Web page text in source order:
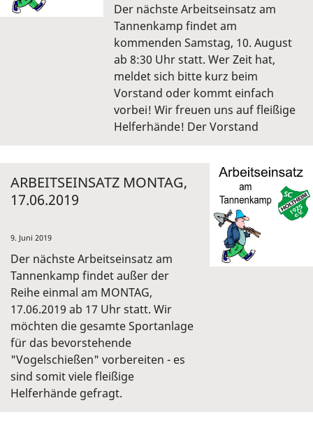
Der nächste Arbeitseinsatz am
Tannenkamp findet am
kommenden Samstag, 10. August
ab 8:30 Uhr statt. Wer Zeit hat,
meldet sich bitte kurz beim
Vorstand oder kommt einfach
vorbei! Wir freuen uns auf fleißige
Helferhände! Der Vorstand
ARBEITSEINSATZ MONTAG,
17.06.2019
9. Juni 2019
Der nächste Arbeitseinsatz am
Tannenkamp findet außer der
Reihe einmal am MONTAG,
17.06.2019 ab 17 Uhr statt. Wir
möchten die gesamte Sportanlage
für das bevorstehende
"Vogelschießen" vorbereiten - es
sind somit viele fleißige
Helferhände gefragt.